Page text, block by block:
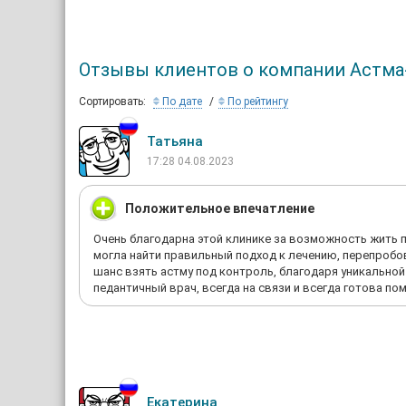
Март-
найти
Июнь
Отзывы клиентов о компании
Сортировать: По дате По рейтингу
Татьяна
17:28 04.08.2023
Положительное впечатление
Очень благодарна этой клинике за возможность
могла найти правильный подход к лечению,
шанс взять астму под контроль, благодаря
педантичный врач, всегда на связи и всегда готова
Екатерина